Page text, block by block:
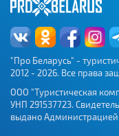
"Про Беларусь" -
2012 - 2026. Все права
ООО "Туристическая
УНП 291537723.
выдано Администрацией